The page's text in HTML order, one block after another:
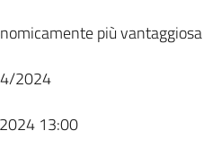
più vantaggiosa
2024
13:00